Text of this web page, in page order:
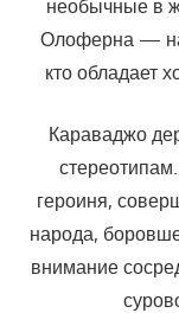
необычные в
Олоферна — на
кто обладает
Караваджо
героиня,
народа,
внимание